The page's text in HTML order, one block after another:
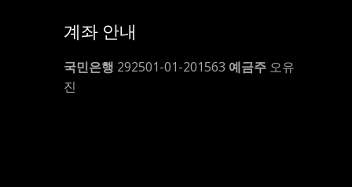
계좌 안내
국민은행 292501-01-201563 예금주 오유
진